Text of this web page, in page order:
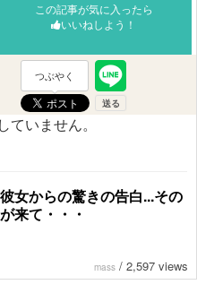
この記事が気に入ったら
いいねしよう！
つぶやく
いません。
女からの驚きの告白...その
来て・・・
mass / 2,597 views